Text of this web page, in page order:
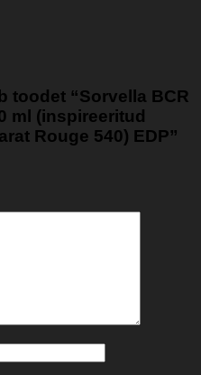
toodet “Sorvella BCR
ml (inspireeritud
Rouge 540) EDP”